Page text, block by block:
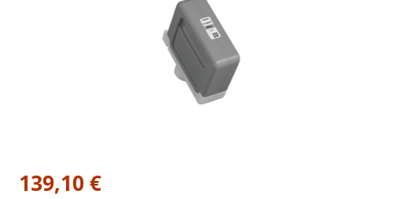
Regulärer Preis:
139,10 €